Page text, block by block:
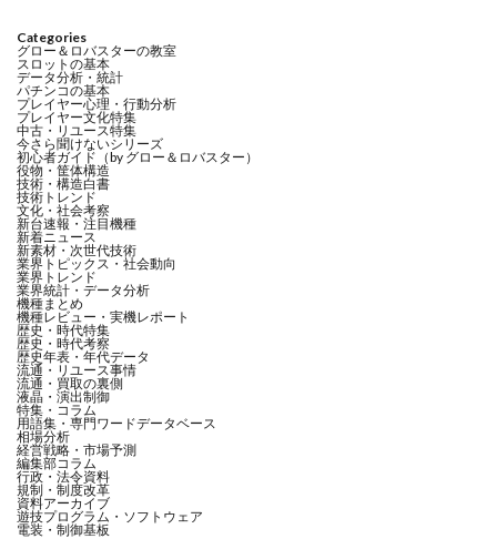
Categories
グロー＆ロバスターの教室
スロットの基本
データ分析・統計
パチンコの基本
プレイヤー心理・行動分析
プレイヤー文化特集
中古・リユース特集
今さら聞けないシリーズ
初心者ガイド（by グロー＆ロバスター）
役物・筐体構造
技術・構造白書
技術トレンド
文化・社会考察
新台速報・注目機種
新着ニュース
新素材・次世代技術
業界トピックス・社会動向
業界トレンド
業界統計・データ分析
機種まとめ
機種レビュー・実機レポート
歴史・時代特集
歴史・時代考察
歴史年表・年代データ
流通・リユース事情
流通・買取の裏側
液晶・演出制御
特集・コラム
用語集・専門ワードデータベース
相場分析
経営戦略・市場予測
編集部コラム
行政・法令資料
規制・制度改革
資料アーカイブ
遊技プログラム・ソフトウェア
電装・制御基板